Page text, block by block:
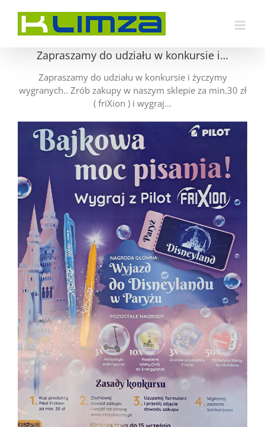
zawartości
Zapraszamy do udziału w konkursie i…
Zapraszamy do udziału w konkursie i życzymy
wygranych.. Zrób zakupy w naszym sklepie za min.30 zł
( friXion ) i wygraj…